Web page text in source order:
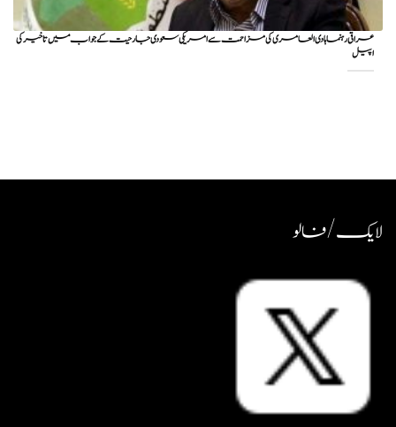
عراقی رہنما ہادی العامری کی مزاحمت سے امریکی سعودی جارحیت کے جواب میں تاخیر کی
اپیل
لایک / فالو